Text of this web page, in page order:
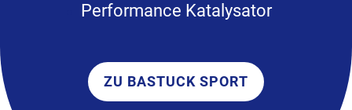
Performance Katalysator
ZU BASTUCK SPORT